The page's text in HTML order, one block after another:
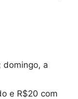
domingo, a
e R$20 com